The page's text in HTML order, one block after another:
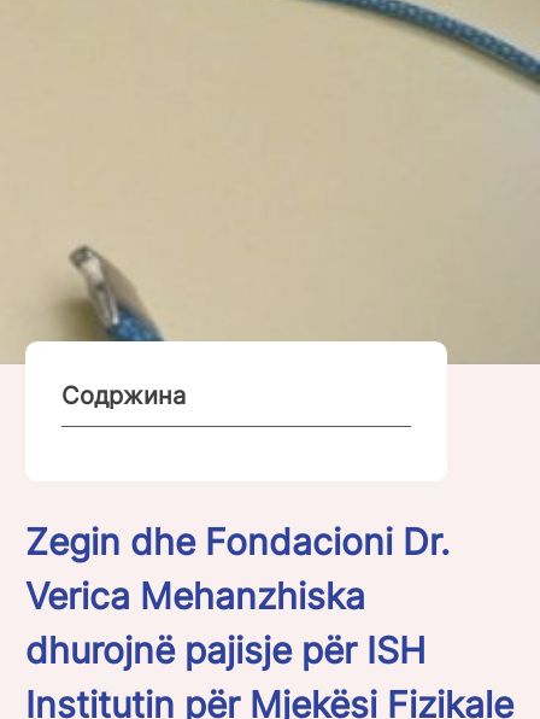
Содржина
Zegin dhe Fondacioni Dr.
Verica Mehanzhiska
dhurojnë pajisje për ISH
Institutin për Mjekësi Fizikale